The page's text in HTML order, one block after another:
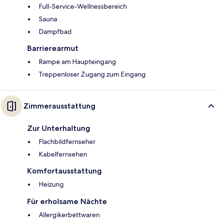
Full-Service-Wellnessbereich
Sauna
Dampfbad
Barrierearmut
Rampe am Haupteingang
Treppenloser Zugang zum Eingang
Zimmerausstattung
Zur Unterhaltung
Flachbildfernseher
Kabelfernsehen
Komfortausstattung
Heizung
Für erholsame Nächte
Allergikerbettwaren